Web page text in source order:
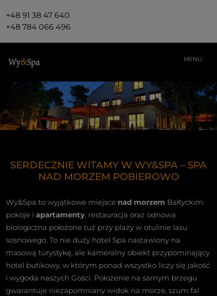
+48 91 38 47 640
+48 784 066 496
MENU
SERDECZNIE WITAMY W WY&SPA – SPA
NAD MORZEM POBIEROWO
Wy&Spa to wyjątkowe miejsce nad morzem Bałtyckim:
pokoje i apartamenty, restauracja oraz odnowa
biologiczna położone tuż przy plaży w otulinie lasu
sosnowego. To nie duży hotel Spa nastawiony na
masową turystykę, ale kameralny obiekt przypominający
hotel butikowy, w którym ponad wszystko liczy się jakość
i wygoda naszych Gości. Położenie na samym brzegu
gwarantuje niezapomniany widok na morze, szum fal